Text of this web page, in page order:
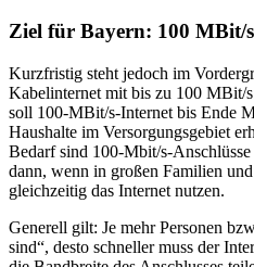
Ziel für Bayern: 100 MBit/
Kurzfristig steht jedoch im
Kabelinternet mit bis zu 100 MBit/
soll 100-MBit/s-Internet bis Ende
Haushalte im Versorgungsgebiet
Bedarf sind 100-Mbit/s-Anschlüsse
dann, wenn in großen Familien
gleichzeitig das Internet nutzen.
Generell gilt: Je mehr Personen
sind“, desto schneller muss der